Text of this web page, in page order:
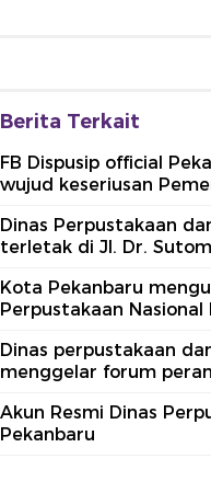
Berita Terkait
FB Dispusip official
wujud keseriusan
Dinas Perpustakaan
terletak di Jl. Dr.
Kota Pekanbaru
Perpustakaan Nasional
Dinas perpustakaan
menggelar forum
Akun Resmi Dinas
Pekanbaru